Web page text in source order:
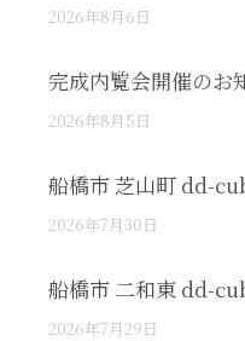
2026年8月6日
完成内覧会開催のお
2026年8月5日
船橋市 芝山町 dd-
2026年7月30日
船橋市 二和東 dd-
2026年7月29日